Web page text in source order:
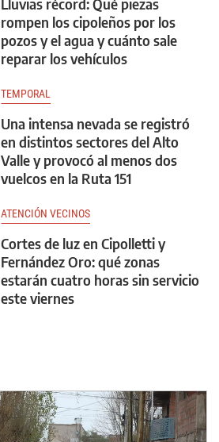
rompen los cipoleños por los
pozos y el agua y cuánto sale
reparar los vehículos
TEMPORAL
Una intensa nevada se registró
en distintos sectores del Alto
Valle y provocó al menos dos
vuelcos en la Ruta 151
ATENCIÓN VECINOS
Cortes de luz en Cipolletti y
Fernández Oro: qué zonas
estarán cuatro horas sin servicio
este viernes